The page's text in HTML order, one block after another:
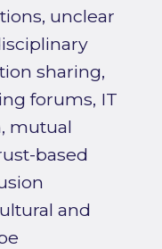
unclear
sharing,
forums, IT
mutual
based
and